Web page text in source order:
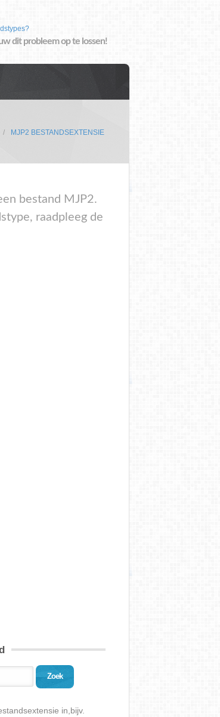
dit probleem op te lossen!
MJP2 BESTANDSEXTENSIE
bestand MJP2.
raadpleeg de
Zoek
in,bijv.